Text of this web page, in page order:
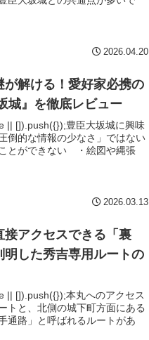
2026.04.20
解ける！愛好家必携の
城』を徹底レビュー
|| []).push({});豊臣大坂城に興味
倒的な情報の少なさ」ではない
とができない ・絵図や縄張
2026.03.13
接アクセスできる「裏
明した秀吉専用ルートの
|| []).push({});本丸へのアクセス
トと、北側の城下町方面にある
通路」と呼ばれるルートがあ